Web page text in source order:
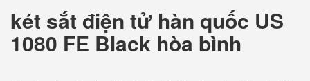
két sắt điện tử hàn quốc US
1080 FE Black hòa bình